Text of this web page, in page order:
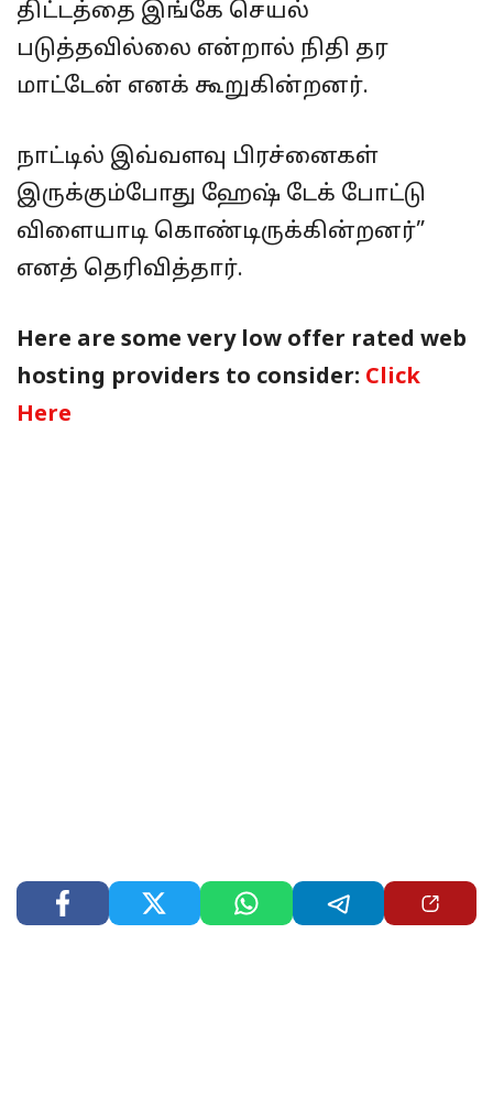
திட்டத்தை இங்கே செயல்
படுத்தவில்லை என்றால் நிதி தர
மாட்டேன் எனக் கூறுகின்றனர்.
நாட்டில் இவ்வளவு பிரச்னைகள்
இருக்கும்போது ஹேஷ் டேக் போட்டு
விளையாடி கொண்டிருக்கின்றனர்”
எனத் தெரிவித்தார்.
Here are some very low offer rated web
hosting providers to consider: Click
Here